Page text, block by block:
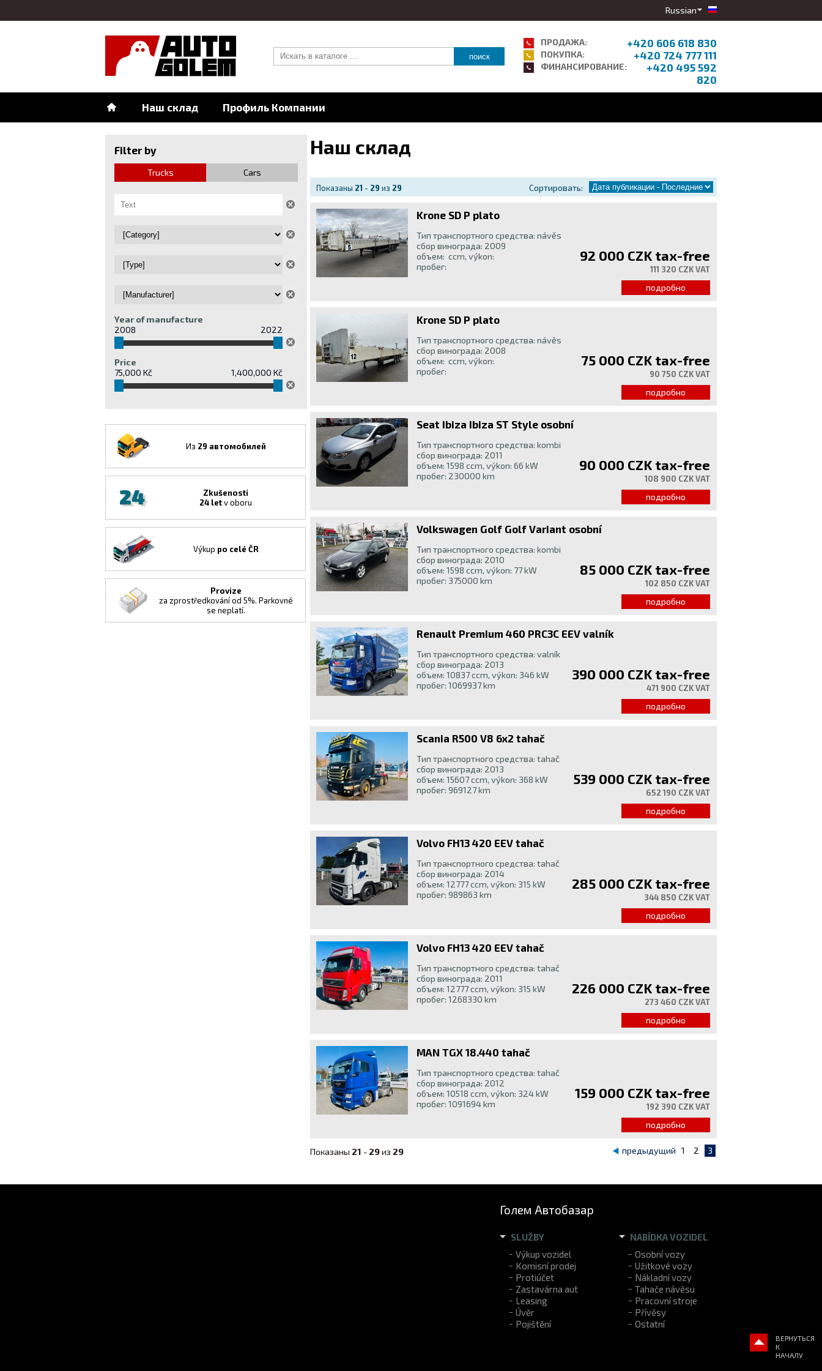
Russian
Наш склад Профиль Компании
ПРОДАЖА: +420 606 618 830
ПОКУПКА: +420 724 777 111
ФИНАНСИРОВАНИЕ:
+420 495 592
820
Filter by
Trucks Cars
Year of manufacture
2008
2022
Price
75,000 Kč
1,400,000 Kč
Из 29 автомобилей
Zkušenosti
24 letv oboru
Výkup po celé ČR
Provize
za zprostředkování od 5%. Parkovné
se neplatí.
Наш склад
Показаны 21 - 29 из 29 Сортировать:
Krone SD P plato
Тип транспортного средства: návěs
сбор винограда: 2009
объем: ccm, výkon:
пробег:
92 000 CZK tax-free
111 320 CZK VAT
подробно
Krone SD P plato
Тип транспортного средства: návěs
сбор винограда: 2008
объем: ccm, výkon:
пробег:
75 000 CZK tax-free
90 750 CZK VAT
подробно
Seat Ibiza Ibiza ST Style osobní
Тип транспортного средства: kombi
сбор винограда: 2011
объем: 1598 ccm, výkon: 66 kW
пробег: 230000 km
90 000 CZK tax-free
108 900 CZK VAT
подробно
Volkswagen Golf Golf Variant osobní
Тип транспортного средства: kombi
сбор винограда: 2010
объем: 1598 ccm, výkon: 77 kW
пробег: 375000 km
85 000 CZK tax-free
102 850 CZK VAT
подробно
Renault Premium 460 PRC3C EEV valník
Тип транспортного средства: valník
сбор винограда: 2013
объем: 10837 ccm, výkon: 346 kW
пробег: 1069937 km
390 000 CZK tax-free
471 900 CZK VAT
подробно
Scania R500 V8 6x2 tahač
Тип транспортного средства: tahač
сбор винограда: 2013
объем: 15607 ccm, výkon: 368 kW
пробег: 969127 km
539 000 CZK tax-free
652 190 CZK VAT
подробно
Volvo FH13 420 EEV tahač
Тип транспортного средства: tahač
сбор винограда: 2014
объем: 12777 ccm, výkon: 315 kW
пробег: 989863 km
285 000 CZK tax-free
344 850 CZK VAT
подробно
Volvo FH13 420 EEV tahač
Тип транспортного средства: tahač
сбор винограда: 2011
объем: 12777 ccm, výkon: 315 kW
пробег: 1268330 km
226 000 CZK tax-free
273 460 CZK VAT
подробно
MAN TGX 18.440 tahač
Тип транспортного средства: tahač
сбор винограда: 2012
объем: 10518 ccm, výkon: 324 kW
пробег: 1091694 km
159 000 CZK tax-free
192 390 CZK VAT
подробно
Показаны 21 - 29из 29 предыдущий 1 2 3
Голем Автобазар
SLUŽBY
Výkup vozidel
Komisní prodej
Protiúčet
Zastavárna aut
Leasing
Úvěr
Pojištění
NABÍDKA VOZIDEL
Osobní vozy
Užitkové vozy
Nákladní vozy
Tahače návěsu
Pracovní stroje
Přívěsy
Ostatní
ВЕРНУТЬСЯ
К
НАЧАЛУ